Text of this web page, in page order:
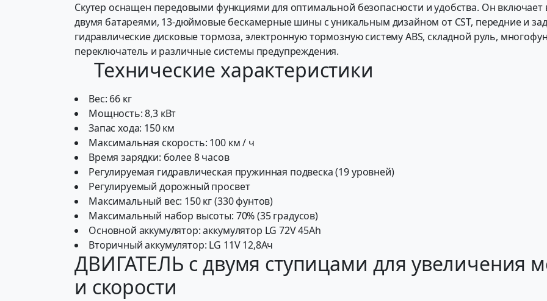
Скутер оснащен передовыми функциями для оптимальной безопасности и удобства. Он включает
двумя батареями, 13-дюймовые бескамерные шины с уникальным дизайном от CST, передние и
гидравлические дисковые тормоза, электронную тормозную систему ABS, складной руль,
переключатель и различные системы предупреждения.
Технические характеристики
Вес: 66 кг
Мощность: 8,3 кВт
Запас хода: 150 км
Максимальная скорость: 100 км / ч
Время зарядки: более 8 часов
Регулируемая гидравлическая пружинная подвеска (19 уровней)
Регулируемый дорожный просвет
Максимальный вес: 150 кг (330 фунтов)
Максимальный набор высоты: 70% (35 градусов)
Основной аккумулятор: аккумулятор LG 72V 45Ah
Вторичный аккумулятор: LG 11V 12,8Ач
ДВИГАТЕЛЬ с двумя ступицами для увеличения
и скорости